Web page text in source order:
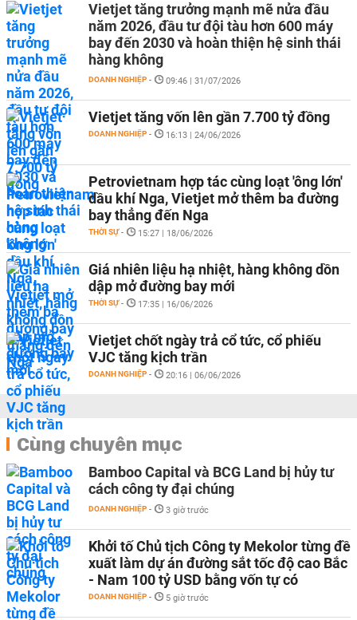
Vietjet tăng trưởng mạnh mẽ nửa đầu
năm 2026, đầu tư đội tàu hơn 600 máy
bay đến 2030 và hoàn thiện hệ sinh thái
hàng không
DOANH NGHIỆP - 09:46 | 31/07/2026
Vietjet tăng vốn lên gần 7.700 tỷ đồng
DOANH NGHIỆP - 16:13 | 24/06/2026
Petrovietnam hợp tác cùng loạt 'ông lớn'
dầu khí Nga, Vietjet mở thêm ba đường
bay thẳng đến Nga
THỜI SỰ - 15:27 | 18/06/2026
Giá nhiên liệu hạ nhiệt, hàng không dồn
dập mở đường bay mới
THỜI SỰ - 17:35 | 16/06/2026
Vietjet chốt ngày trả cổ tức, cổ phiếu
VJC tăng kịch trần
DOANH NGHIỆP - 20:16 | 06/06/2026
Cùng chuyên mục
Bamboo Capital và BCG Land bị hủy tư
cách công ty đại chúng
DOANH NGHIỆP - 3 giờ trước
Khởi tố Chủ tịch Công ty Mekolor từng đề
xuất làm dự án đường sắt tốc độ cao Bắc
- Nam 100 tỷ USD bằng vốn tự có
DOANH NGHIỆP - 5 giờ trước